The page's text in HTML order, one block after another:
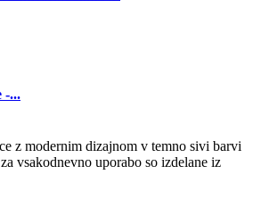
-...
z modernim dizajnom v temno sivi barvi
vsakodnevno uporabo so izdelane iz